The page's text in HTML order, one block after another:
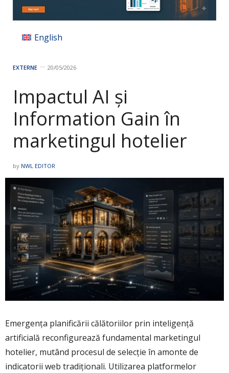
English
EXTERNE 20/05/2026
Impactul AI și
Information Gain în
marketingul hotelier
by NWL EDITOR
Emergența planificării călătoriilor prin inteligență
artificială reconfigurează fundamental marketingul
hotelier, mutând procesul de selecție în amonte de
indicatorii web tradiționali. Utilizarea platformelor